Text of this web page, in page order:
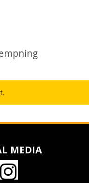
MEDIA